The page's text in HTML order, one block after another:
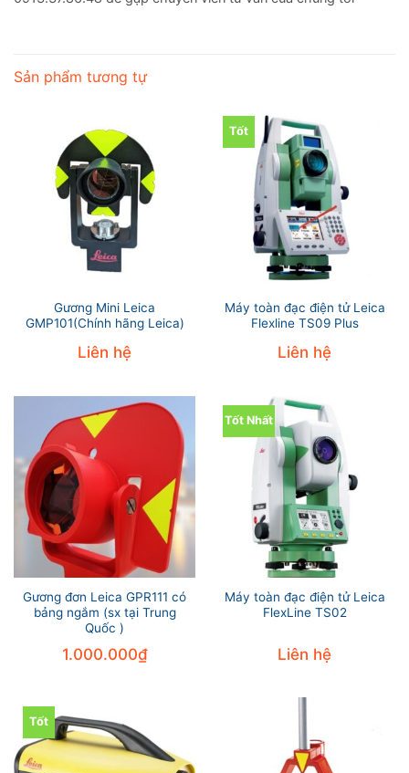
Sản phẩm tương tự
Gương Mini Leica
GMP101(Chính hãng Leica)
Liên hệ
Tốt
Máy toàn đạc điện tử Leica
Flexline TS09 Plus
Liên hệ
Gương đơn Leica GPR111 có
bảng ngắm (sx tại Trung
Quốc )
1.000.000₫
Tốt Nhất
Máy toàn đạc điện tử Leica
FlexLine TS02
Liên hệ
Tốt